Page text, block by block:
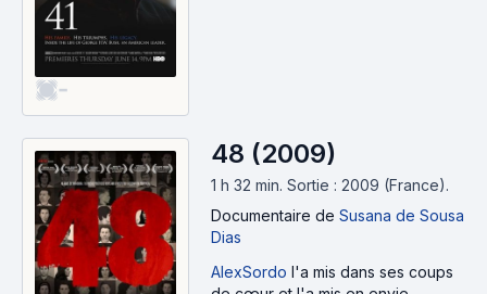
-
48 (2009)
1 h 32 min. Sortie : 2009 (France).
Documentaire de Susana de Sousa
Dias
AlexSordo l'a mis dans ses coups